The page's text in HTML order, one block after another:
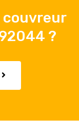
couvreur
?